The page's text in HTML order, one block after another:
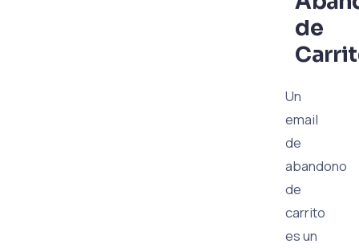
de
Un
email
de
abandono
de
carrito
es un